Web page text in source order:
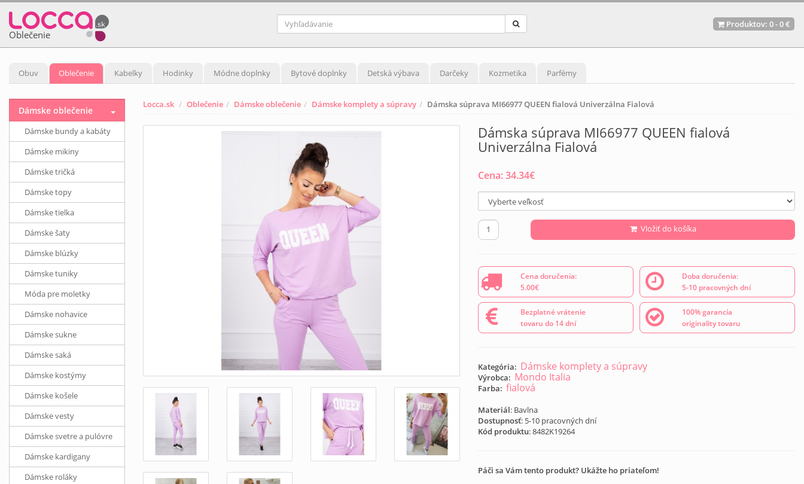
Oblečenie
Produktov: 0-0 €
Obuv Oblečenie Kabelky Hodinky Módne doplnky Bytové doplnky Detská výbava Darčeky Kozmetika Parfémy
Locca.sk Oblečenie Dámske oblečenie Dámske komplety a súpravy Dámska súprava MI66977 QUEEN fialová Univerzálna Fialová
Dámska súprava MI66977 QUEEN fialová
Univerzálna Fialová
Cena:34.34€
Vložiť do košíka
Cena doručenia:
5.00€
Doba doručenia:
5-10 pracovných dní
Bezplatné vrátenie
tovaru do 14 dní
100% garancia
originality tovaru
Kategória: Dámske komplety a súpravy
Výrobca: Mondo Italia
Farba: fialová
Materiál: Bavlna
Dostupnosť: 5-10 pracovných dní
Kód produktu:8482K19264
Páči sa Vám tento produkt? Ukážte ho priateľom!
Dámske oblečenie
Dámske bundy a kabáty
Dámske mikiny
Dámske tričká
Dámske topy
Dámske tielka
Dámske šaty
Dámske blúzky
Dámske tuniky
Móda pre moletky
Dámske nohavice
Dámske sukne
Dámske saká
Dámske kostýmy
Dámske košele
Dámske vesty
Dámske svetre a pulóvre
Dámske kardigany
Dámske roláky